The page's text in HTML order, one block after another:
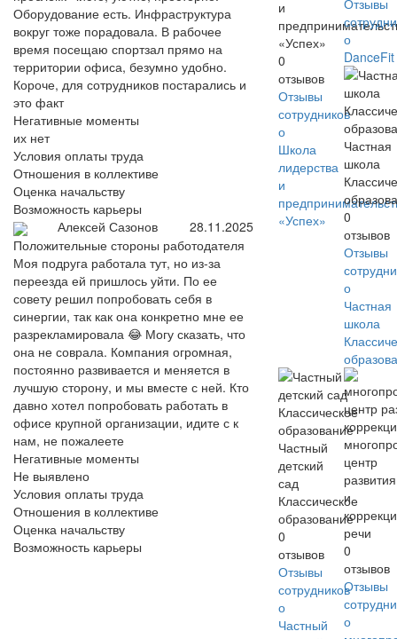
Оборудование есть. Инфраструктура
вокруг тоже порадовала. В рабочее
время посещаю спортзал прямо на
территории офиса, безумно удобно.
Короче, для сотрудников постарались и
это факт
Негативные моменты
их нет
Условия оплаты труда
Отношения в коллективе
Оценка начальству
Возможность карьеры
Алексей Сазонов
28.11.2025
Положительные стороны работодателя
Моя подруга работала тут, но из-за
переезда ей пришлось уйти. По ее
совету решил попробовать себя в
синергии, так как она конкретно мне ее
разрекламировала 😂 Могу сказать, что
она не соврала. Компания огромная,
постоянно развивается и меняется в
лучшую сторону, и мы вместе с ней. Кто
давно хотел попробовать работать в
офисе крупной организации, идите с к
нам, не пожалеете
Негативные моменты
Не выявлено
Условия оплаты труда
Отношения в коллективе
Оценка начальству
Возможность карьеры
и
«Успех»
0
отзывов
Отзывы
сотрудников
о
Школа
лидерства
и
«Успех»
Отзывы
о
DanceFit
Частная
школа
0
отзывов
Отзывы
о
Частная
школа
Частный
детский
сад
Классическое
образование
0
отзывов
Отзывы
сотрудников
о
Частный
центр
развития
и
речи
0
отзывов
Отзывы
о